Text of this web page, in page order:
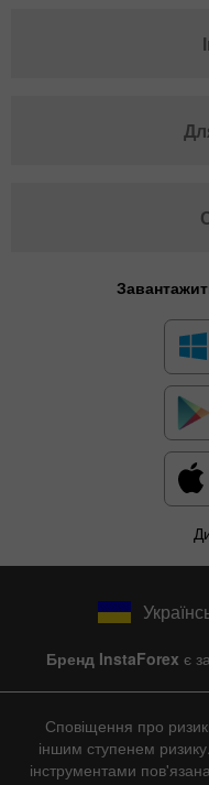
Бренд InstaForex є
Сповіщення про
іншим ступенем
інструментами